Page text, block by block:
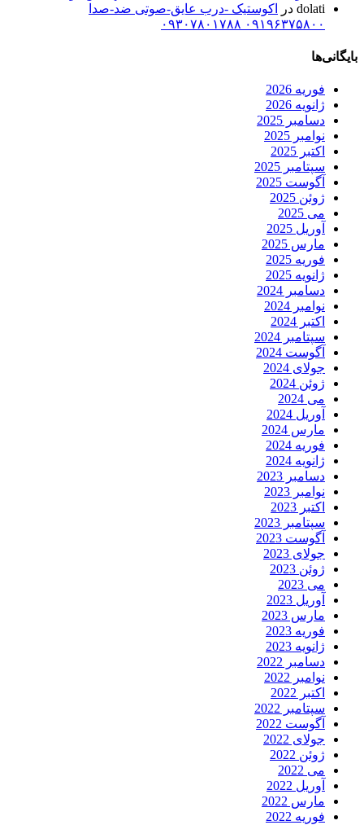
dolati در
اکوستیک -درب عایق-صوتی ضد-صدا
۰۹۱۹۶۳۷۵۸۰۰ ۰۹۳۰۷۸۰۱۷۸۸
بایگانی‌ها
فوریه 2026
ژانویه 2026
دسامبر 2025
نوامبر 2025
اکتبر 2025
سپتامبر 2025
آگوست 2025
ژوئن 2025
می 2025
آوریل 2025
مارس 2025
فوریه 2025
ژانویه 2025
دسامبر 2024
نوامبر 2024
اکتبر 2024
سپتامبر 2024
آگوست 2024
جولای 2024
ژوئن 2024
می 2024
آوریل 2024
مارس 2024
فوریه 2024
ژانویه 2024
دسامبر 2023
نوامبر 2023
اکتبر 2023
سپتامبر 2023
آگوست 2023
جولای 2023
ژوئن 2023
می 2023
آوریل 2023
مارس 2023
فوریه 2023
ژانویه 2023
دسامبر 2022
نوامبر 2022
اکتبر 2022
سپتامبر 2022
آگوست 2022
جولای 2022
ژوئن 2022
می 2022
آوریل 2022
مارس 2022
فوریه 2022